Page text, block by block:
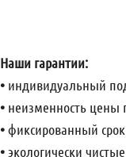
Наши гарантии:
• индивидуальный
• неизменность цены
•фиксированный
•экологически